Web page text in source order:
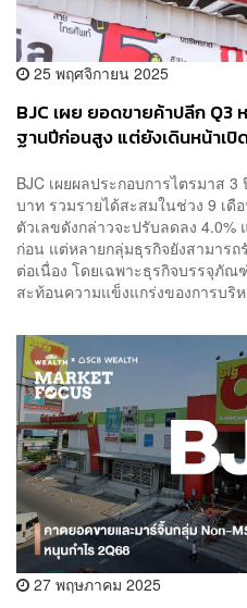
25 พฤศจิกายน 2025
BJC เผย ยอดขายค้าปลีก Q3
ฐานปีก่อนสูง แต่ยังเดินหน้าเ
BJC เผยผลประกอบการไตรมาส
บาท รวมรายได้สะสมในช่วง 9 เ
ตัวเลขดังกล่าวจะปรับลดลง 4.0%
ก่อน แต่หลายกลุ่มธุรกิจยังสามารถ
ต่อเนื่อง โดยเฉพาะธุรกิจบรรจุภั
สะท้อนความแข็งแกร่งของการบริ
27 พฤษภาคม 2025